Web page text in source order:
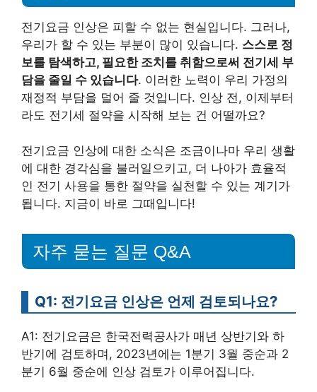
전기요금 인상은 피할 수 없는 현실입니다. 그러나,
우리가 할 수 있는 부분이 많이 있습니다. 스스로 정
보를 탐색하고, 필요한 조치를 취함으로써 전기세 부
담을 줄일 수 있습니다. 이러한 노력이 우리 가정의
재정적 부담을 덜어 줄 것입니다. 인상 전, 이제부터
라도 전기세 절약을 시작해 보는 건 어떨까요?
전기요금 인상에 대한 소식은 조금이나마 우리 생활
에 대한 경각심을 불러일으키고, 더 나아가 효율적
인 전기 사용을 통한 절약을 실천할 수 있는 계기가
됩니다. 지금이 바로 그때입니다!
자주 묻는 질문 Q&A
Q1: 전기요금 인상은 언제 검토되나요?
A1: 전기요금은 한국전력공사가 매년 상반기와 하
반기에 검토하며, 2023년에는 1분기 3월 중순과 2
분기 6월 중순에 인상 검토가 이루어집니다.